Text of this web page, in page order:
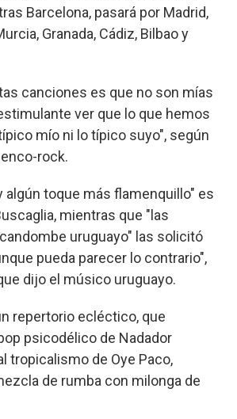
Barcelona, pasará por Madrid,
Granada, Cádiz, Bilbao y
canciones es que no son mías
ver que lo que hemos
mío ni lo típico suyo", según
rock.
algún toque más flamenquillo" es
mientras que "las
uruguayo" las solicitó
pueda parecer lo contrario",
dijo el músico uruguayo.
repertorio ecléctico, que
psicodélico de Nadador
tropicalismo de Oye Paco,
de rumba con milonga de